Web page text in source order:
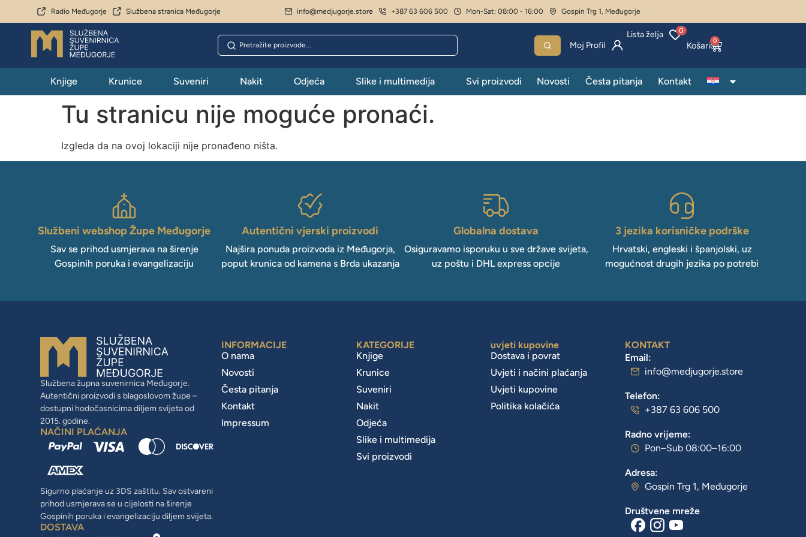
Radio Međugorje Službena stranica Međugorje info@medjugorje.store +387 63 606 500 Mon-Sat: 08:00 - 16:00 Gospin Trg 1, Međugorje
Lista želja 0
Moj Profil 0
Knjige Krunice Suveniri Nakit Odjeća Slike i multimedija Svi proizvodi Novosti Česta pitanja Kontakt
Tu stranicu nije moguće pronaći.
Izgleda da na ovoj lokaciji nije pronađeno ništa.
Službeni webshop Župe Međugorje
Sav se prihod usmjerava na širenje
Gospinih poruka i evangelizaciju
Autentični vjerski proizvodi
Najšira ponuda proizvoda iz Međugorja,
poput krunica od kamena s Brda ukazanja
Globalna dostava
Osiguravamo isporuku u sve države svijeta,
uz poštu i DHL express opcije
3 jezika korisničke podrške
Hrvatski, engleski i španjolski, uz
mogućnost drugih jezika po potrebi
Službena župna suvenirnica Međugorje.
Autentični proizvodi s blagoslovom župe –
dostupni hodočasnicima diljem svijeta od
2015. godine.
NAČINI PLAĆANJA
Sigurno plaćanje uz 3DS zaštitu. Sav ostvareni
prihod usmjerava se u cijelosti na širenje
Gospinih poruka i evangelizaciju diljem svijeta.
DOSTAVA
INFORMACIJE
O nama
Novosti
Česta pitanja
Kontakt
Impressum
KATEGORIJE
Knjige
Krunice
Suveniri
Nakit
Odjeća
Slike i multimedija
Svi proizvodi
uvjeti kupovine
Dostava i povrat
Uvjeti i načini plaćanja
Uvjeti kupovine
Politika kolačića
KONTAKT
Email:
info@medjugorje.store
Telefon:
+387 63 606 500
Radno vrijeme:
Pon–Sub 08:00–16:00
Adresa:
Gospin Trg 1, Međugorje
Društvene mreže